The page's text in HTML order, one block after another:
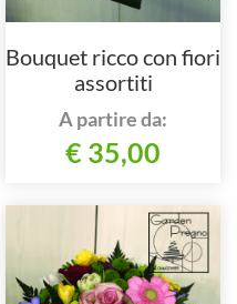
Bouquet ricco con fiori
assortiti
A partire da:
€ 35,00